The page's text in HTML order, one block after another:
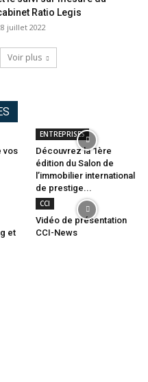
Ratio Legis
juillet 2022
Voir plus
vos
ENTREPRISES
Découvrez la 1ère
édition du Salon de
l’immobilier international
de prestige...
et
CCI
Vidéo de présentation
CCI-News